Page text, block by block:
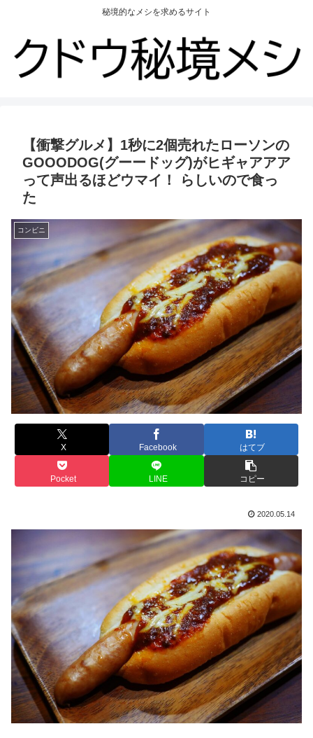
秘境的なメシを求めるサイト
【衝撃グルメ】1秒に2個売れたローソンの
GOOODOG(グーードッグ)がヒギャアアア
って声出るほどウマイ！ らしいので食っ
た
コンビニ
X Facebook はてブ
Pocket LINE コピー
2020.05.14